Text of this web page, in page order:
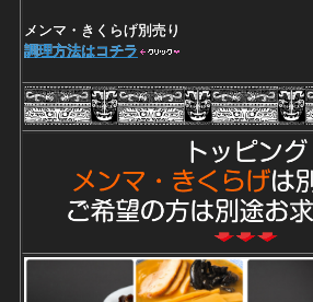
メンマ・きくらげ別売り
調理方法はコチラ